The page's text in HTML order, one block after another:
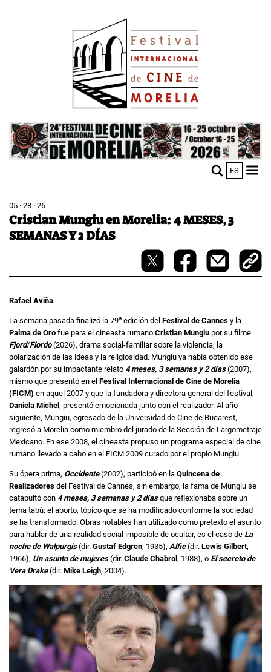
Image
ES
05 · 28 · 26
Cristian Mungiu en Morelia: 4 MESES, 3
SEMANAS Y 2 DÍAS
Rafael Aviña
La semana pasada finalizó la 79a edición del Festival de Cannes y la
Palma de Oro fue para el cineasta rumano Cristian Mungiu por su filme
Fjord/Fiordo(2026), drama social-familiar sobre la violencia, la
polarización de las ideas y la religiosidad. Mungiu ya había obtenido ese
galardón por su impactante relato 4 meses, 3 semanas y 2 días(2007),
mismo que presentó en el Festival Internacional de Cine de Morelia
(FICM) en aquel 2007 y que la fundadora y directora general del festival,
Daniela Michel , presentó emocionada junto con el realizador. Al año
siguiente, Mungiu, egresado de la Universidad de Cine de Bucarest,
regresó a Morelia como miembro del jurado de la Sección de Largometraje
Mexicano. En ese 2008, el cineasta propuso un programa especial de cine
rumano llevado a cabo en el FICM 2009 curado por el propio Mungiu.
Su ópera prima, Occidente(2002), participó en la Quincena de
Realizadores del Festival de Cannes, sin embargo, la fama de Mungiu se
catapultó con 4 meses, 3 semanas y 2 díasque reflexionaba sobre un
tema tabú: el aborto, tópico que se ha modificado conforme la sociedad
se ha transformado. Obras notables han utilizado como pretexto el asunto
para hablar de una realidad social imposible de ocultar, es el caso de La
noche de Walpurgis(dir. Gustaf Edgren, 1935), Alfie(dir. Lewis Gilbert,
1966), Un asunto de mujeres(dir. Claude Chabrol , 1988), o El secreto de
Vera Drake(dir. Mike Leigh, 2004).